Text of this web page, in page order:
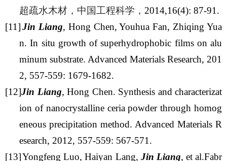
超疏水木材，中国工程科学， 2014,16(4): 87-91.
[11]Jin Liang, Hong Chen, Youhua Fan, Zhiqing Yua
n. In situ growth of superhydrophobic films on alu
minum substrate. Advanced Materials Research, 201
2, 557-559: 1679-1682.
[12]Jin Liang, Hong Chen. Synthesis and characterizat
ion of nanocrystalline ceria powder through homog
eneous precipitation method. Advanced Materials R
esearch, 2012, 557-559: 567-571.
[13]Yongfeng Luo, Haiyan Lang, Jin Liang, et al.Fabr